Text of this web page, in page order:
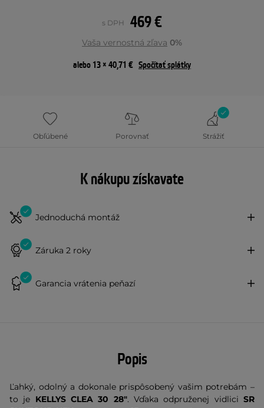
469 €
s DPH
Vaša vernostná zľava 0%
alebo 13 × 40,71 € Spočítať splátky
Obľúbené Porovnať Strážiť
K nákupu získavate
Jednoduchá montáž
Záruka 2 roky
Garancia vrátenia peňazí
Popis
Ľahký, odolný a dokonale prispôsobený vašim potrebám –
to je KELLYS CLEA 30 28". Vďaka odpruženej vidliciSR